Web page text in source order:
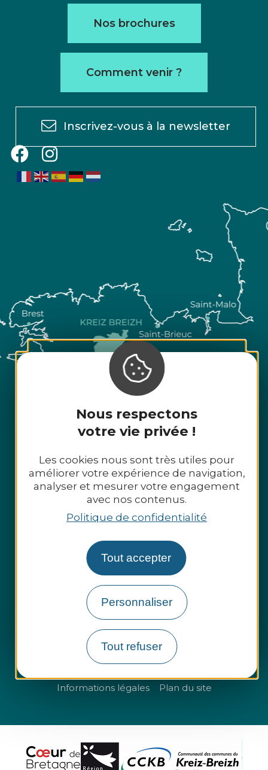
Nous respectons
votre vie privée !
Les cookies nous sont très utiles pour
améliorer votre expérience de navigation,
analyser et mesurer votre engagement
avec nos contenus.
Politique de confidentialité
Tout accepter
Personnaliser
Tout refuser
Nos brochures
Comment venir ?
Inscrivez-vous à la newsletter
Espace presse
Espace pro
Groupes et entreprises
Questions fréquentes
Informations légales Plan du site